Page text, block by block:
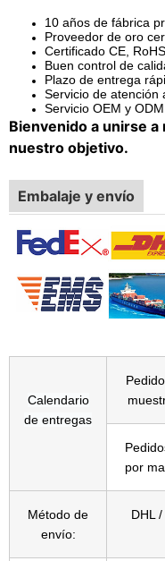
10 años de fábrica
Proveedor de oro
Certificado CE,
Buen control de
Plazo de entrega
Servicio de atención
Servicio OEM y ODM
Bienvenido a unirse
nuestro objetivo.
Embalaje y envío
Calendario
de entregas
por
Método de
envío:
DHL